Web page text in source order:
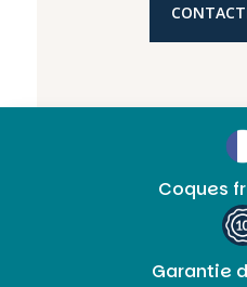
Coques
Garantie